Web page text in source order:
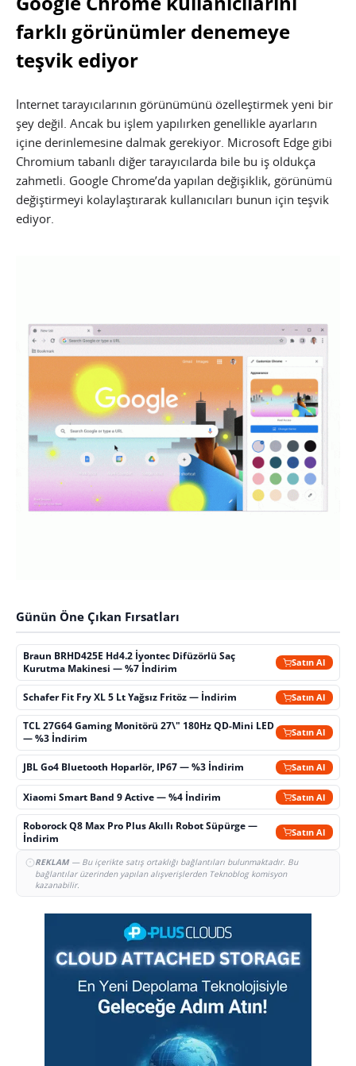
farklı görünümler denemeye
teşvik ediyor
İnternet tarayıcılarının görünümünü özelleştirmek yeni bir
şey değil. Ancak bu işlem yapılırken genellikle ayarların
içine derinlemesine dalmak gerekiyor. Microsoft Edge gibi
Chromium tabanlı diğer tarayıcılarda bile bu iş oldukça
zahmetli. Google Chrome’da yapılan değişiklik, görünümü
değiştirmeyi kolaylaştırarak kullanıcıları bunun için teşvik
ediyor.
Günün Öne Çıkan Fırsatları
Braun BRHD425E Hd4.2 İyontec Difüzörlü Saç
Kurutma Makinesi — %7 İndirim
Satın Al
Schafer Fit Fry XL 5 Lt Yağsız Fritöz — İndirim Satın Al
TCL 27G64 Gaming Monitörü 27\" 180Hz QD-Mini LED
— %3 İndirim
Satın Al
JBL Go4 Bluetooth Hoparlör, IP67 — %3 İndirim Satın Al
Xiaomi Smart Band 9 Active — %4 İndirim Satın Al
Roborock Q8 Max Pro Plus Akıllı Robot Süpürge —
İndirim
Satın Al
REKLAM— Bu içerikte satış ortaklığı bağlantıları bulunmaktadır. Bu
bağlantılar üzerinden yapılan alışverişlerden Teknoblog komisyon
kazanabilir.